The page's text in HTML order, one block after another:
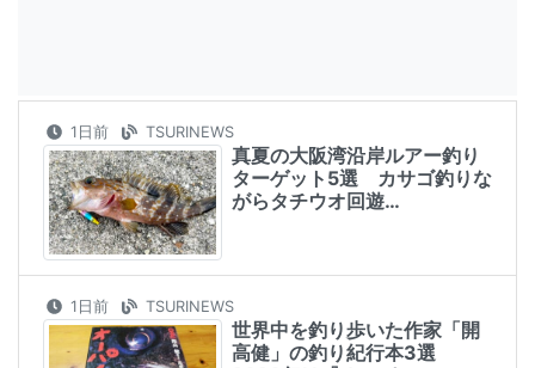
1日前 TSURINEWS
真夏の大阪湾沿岸ルアー釣り
ターゲット5選 カサゴ釣りな
がらタチウオ回遊…
1日前 TSURINEWS
世界中を釣り歩いた作家「開
高健」の釣り紀行本3選